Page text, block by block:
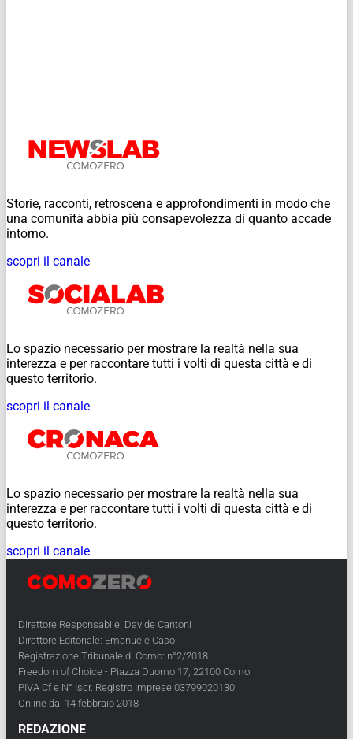
Storie, racconti, retroscena e approfondimenti in modo che
una comunità abbia più consapevolezza di quanto accade
intorno.
scopri il canale
Lo spazio necessario per mostrare la realtà nella sua
interezza e per raccontare tutti i volti di questa città e di
questo territorio.
scopri il canale
Lo spazio necessario per mostrare la realtà nella sua
interezza e per raccontare tutti i volti di questa città e di
questo territorio.
scopri il canale
Direttore Responsabile: Davide Cantoni
Direttore Editoriale: Emanuele Caso
Registrazione Tribunale di Como: n°2/2018
Freedom of Choice - Piazza Duomo 17, 22100 Como
PIVA Cf e N° Iscr. Registro Imprese 03799020130
Online dal 14 febbraio 2018
REDAZIONE